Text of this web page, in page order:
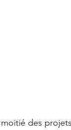
moitié des